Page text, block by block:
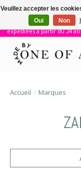
!! Nous sommes en
expédiées à partir du 24
Accueil / Marques
Veuillez accepter les
Oui
Non